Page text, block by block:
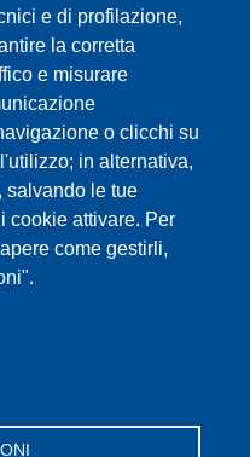
e di profilazione,
la corretta
e misurare
o clicchi su
in alternativa,
salvando le tue
cookie attivare. Per
come gestirli,
il Pubblico
web